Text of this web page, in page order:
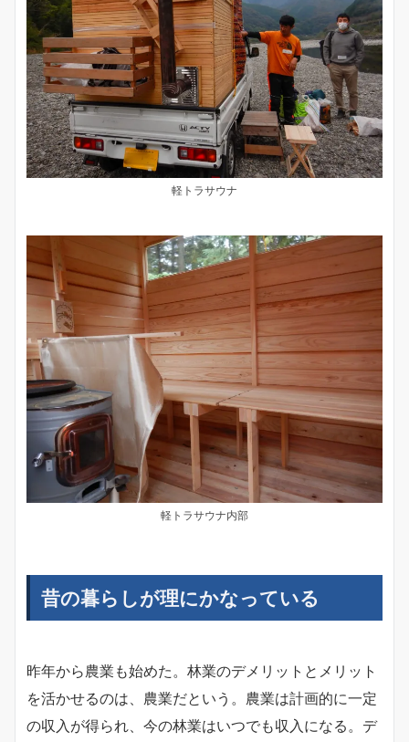
軽トラサウナ
軽トラサウナ内部
昔の暮らしが理にかなっている
昨年から農業も始めた。林業のデメリットとメリット
を活かせるのは、農業だという。農業は計画的に一定
の収入が得られ、今の林業はいつでも収入になる。デ